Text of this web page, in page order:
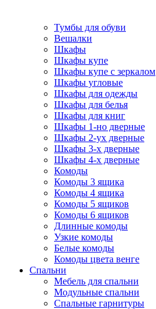
Тумбы для обуви
Вешалки
Шкафы
Шкафы купе
Шкафы купе с зеркалом
Шкафы угловые
Шкафы для одежды
Шкафы для белья
Шкафы для книг
Шкафы 1-но дверные
Шкафы 2-ух дверные
Шкафы 3-х дверные
Шкафы 4-х дверные
Комоды
Комоды 3 ящика
Комоды 4 ящика
Комоды 5 ящиков
Комоды 6 ящиков
Длинные комоды
Узкие комоды
Белые комоды
Комоды цвета венге
Спальни
Мебель для спальни
Модульные спальни
Спальные гарнитуры